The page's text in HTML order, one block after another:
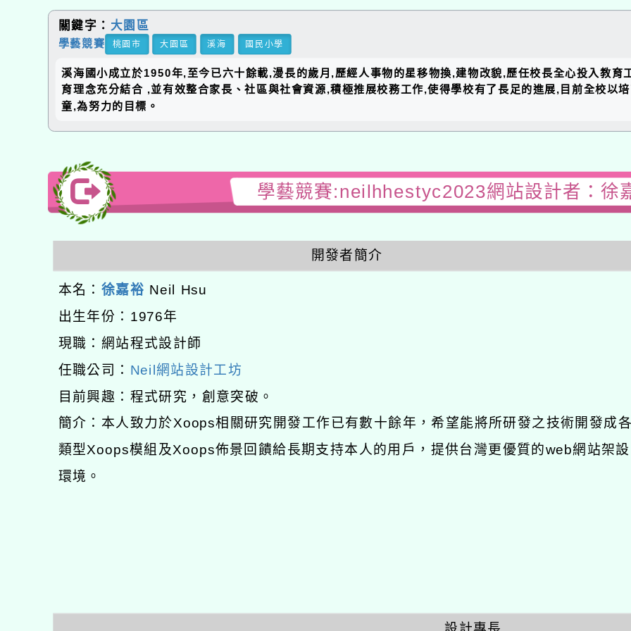
關鍵字： 大園區
學藝競賽 桃園市 大園區 溪海 國民小學
溪海國小成立於1950年,至今已六十餘載,漫長的歲月,歷經人事物的星移物換,建物改貌,歷任校長全心投入教育
育理念充分結合 ,並有效整合家長、社區與社會資源,積極推展校務工作,使得學校有了長足的進展,目前全校以
童,為努力的目標。
學藝競賽:neilhhestyc2023網站設計者：徐
開發者簡介
本名： 徐嘉裕 Neil Hsu
出生年份：1976年
現職：網站程式設計師
任職公司： Neil網站設計工坊
目前興趣：程式研究，創意突破。
簡介：本人致力於Xoops相關研究開發工作已有數十餘年，希望能將所研發之技術開發成
類型Xoops模組及Xoops佈景回饋給長期支持本人的用戶，提供台灣更優質的web網站架設
環境。